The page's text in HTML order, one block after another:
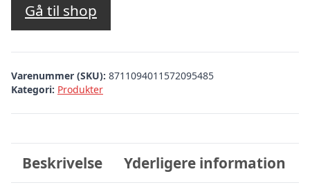
Gå til shop
Varenummer (SKU): 8711094011572095485
Kategori: Produkter
Beskrivelse Yderligere information